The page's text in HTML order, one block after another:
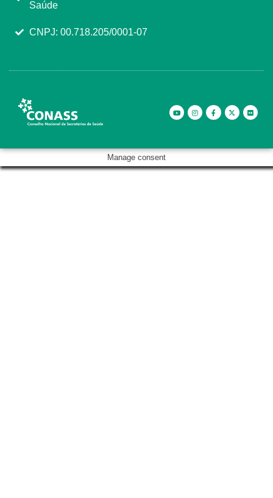
Saúde
CNPJ: 00.718.205/0001-07
Manage consent